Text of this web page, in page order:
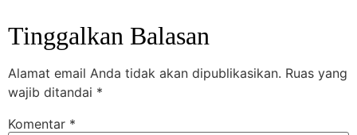
Tinggalkan Balasan
Alamat email Anda tidak akan dipublikasikan. Ruas yang
wajib ditandai *
Komentar *